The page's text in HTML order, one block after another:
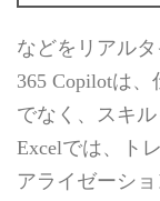
などをリアル
365 Copilotは
でなく、スキ
Excelでは、ト
アライゼーシ